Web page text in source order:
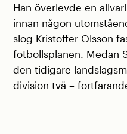
Han överlevde en
innan någon
slog Kristoffer Olsson
fotbollsplanen. Medan
den tidigare
division två –